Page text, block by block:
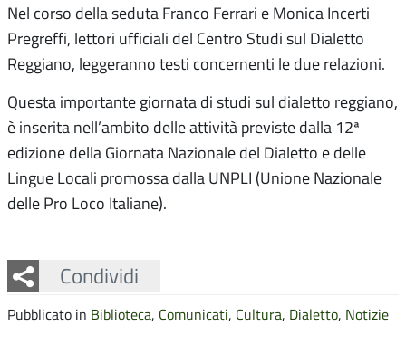
Nel corso della seduta Franco Ferrari e Monica Incerti
Pregreffi, lettori ufficiali del Centro Studi sul Dialetto
Reggiano, leggeranno testi concernenti le due relazioni.
Questa importante giornata di studi sul dialetto reggiano,
è inserita nell’ambito delle attività previste dalla 12ª
edizione della Giornata Nazionale del Dialetto e delle
Lingue Locali promossa dalla UNPLI (Unione Nazionale
delle Pro Loco Italiane).
Condividi
Facebook
Twitter
Whatsapp
Pubblicato in Biblioteca, Comunicati, Cultura, Dialetto, Notizie